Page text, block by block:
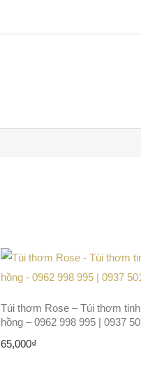
Túi thơm Rose – Túi thơm
hồng – 0962 998 995 | 0937
65,000₫